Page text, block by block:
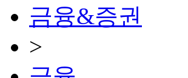
금융&증권
>